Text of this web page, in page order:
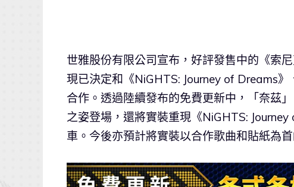
世雅股份有限公司宣布，好評發售中的《索
現已決定和《NiGHTS: Journey of Dreams
合作。透過陸續發布的免費更新中，「奈茲
之姿登場，還將實裝重現《NiGHTS:
車。今後亦預計將實裝以合作歌曲和貼紙為